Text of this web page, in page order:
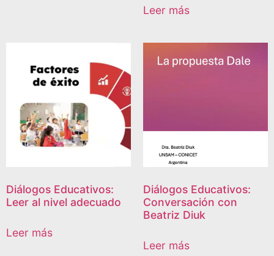
Leer más
Diálogos Educativos:
Leer al nivel adecuado
Leer más
Diálogos Educativos:
Conversación con
Beatriz Diuk
Leer más